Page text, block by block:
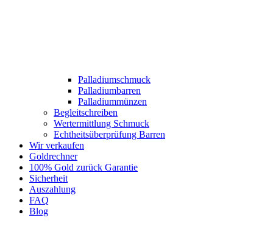
Palladiumschmuck
Palladiumbarren
Palladiummünzen
Begleitschreiben
Wertermittlung Schmuck
Echtheitsüberprüfung Barren
Wir verkaufen
Goldrechner
100% Gold zurück Garantie
Sicherheit
Auszahlung
FAQ
Blog